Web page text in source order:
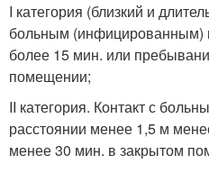
I категория (близкий и
больным (инфицированным)
более 15 мин. или
помещении;
II категория. Контакт с
расстоянии менее 1,5 м
менее 30 мин. в закрытом